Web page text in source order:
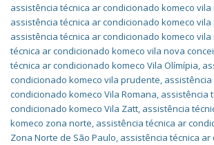
assistência técnica ar condicionado komeco vila
assistência técnica ar condicionado komeco
assistência técnica ar condicionado komeco vila
técnica ar condicionado komeco vila nova
técnica ar condicionado komeco Vila Olímípia,
condicionado komeco vila prudente,
condicionado komeco Vila Romana, assistência
condicionado komeco Vila Zatt, assistência
komeco zona norte, assistência técnica ar
Zona Norte de São Paulo, assistência técnica ar